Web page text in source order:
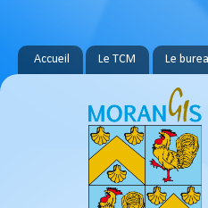
Accueil Le TCM Le